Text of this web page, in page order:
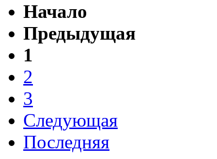
Начало
Предыдущая
1
2
3
Следующая
Последняя